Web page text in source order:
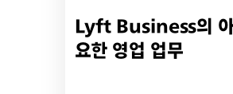
Lyft Business의
요한 영업 업무